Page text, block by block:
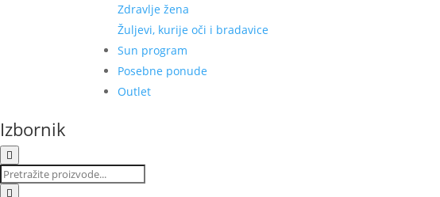
Zdravlje žena
Žuljevi, kurije oči i bradavice
Sun program
Posebne ponude
Outlet
Izbornik